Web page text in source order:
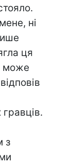
ні
ця
може
з